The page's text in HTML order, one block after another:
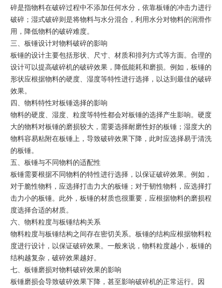
碎是指物料在破碎过程中不添加任何水分，依靠板锤的冲击力进行
破碎；湿式破碎则是将物料与水分混合，利用水分对物料的润滑作
用，降低物料的破碎难度。
三、板锤设计对物料破碎的影响
板锤的设计主要包括形状、尺寸、材质和排列方式等方面。合理的
设计可以提高破碎机的破碎效果，降低能耗和磨损。例如，板锤的
形状应根据物料的硬度、湿度等特性进行选择，以达到最佳的破碎
效果。
四、物料特性对板锤选择的影响
物料的硬度、湿度、粒度等特性都会对板锤的选择产生影响。硬度
大的物料对板锤的磨损较大，需要选择耐磨性好的板锤；湿度大的
物料容易粘附在板锤上，导致破碎效果下降，此时应选择易于清洗
的板锤。
五、板锤与不同物料的适配性
板锤需要根据不同物料的特性进行选择，以保证破碎效果。例如，
对于脆性物料，应选择打击力大的板锤；对于韧性物料，应选择打
击力小的板锤。此外，板锤的材质也很重要，应根据物料的磨损程
度选择合适的材质。
六、物料粒度与板锤结构关系
物料粒度与板锤结构之间存在密切关系。板锤的结构应根据物料粒
度进行设计，以保证破碎效果。一般来说，物料粒度越小，板锤的
结构越复杂，破碎效果越好。
七、板锤磨损对物料破碎效果的影响
板锤磨损会导致破碎效果下降，甚至影响破碎机的正常运行。因